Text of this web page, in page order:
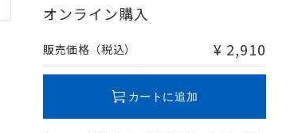
オンライン購入
販売価格（税込） ¥ 2,910
カートに追加